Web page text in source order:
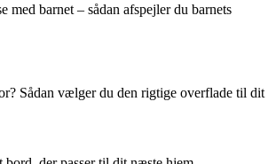
med barnet – sådan afspejler du barnets
Sådan vælger du den rigtige overflade til dit